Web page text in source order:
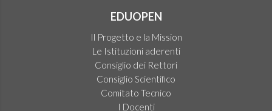
EDUOPEN
Il Progetto e la Mission
Le Istituzioni aderenti
Consiglio dei Rettori
Consiglio Scientifico
Comitato Tecnico
I Docenti